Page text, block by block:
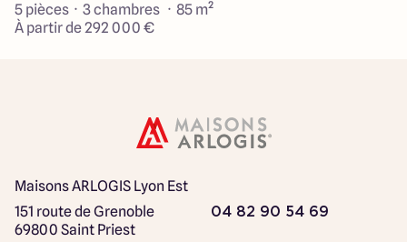
5 pièces · 3 chambres · 85 m²
À partir de 292 000 €
Maisons ARLOGIS Lyon Est
151 route de Grenoble
69800 Saint Priest
04 82 90 54 69